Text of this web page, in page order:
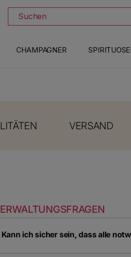
SIE ALLE IM ANGEBOT
Suchen
CHAMPAGNER
VERSAND
Kann ich sicher sein, dass alle